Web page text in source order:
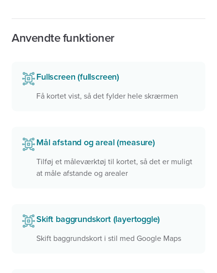
Anvendte funktioner
Fullscreen (fullscreen)
Få kortet vist, så det fylder hele skrærmen
Mål afstand og areal (measure)
Tilføj et måleværktøj til kortet, så det er muligt
at måle afstande og arealer
Skift baggrundskort (layertoggle)
Skift baggrundskort i stil med Google Maps